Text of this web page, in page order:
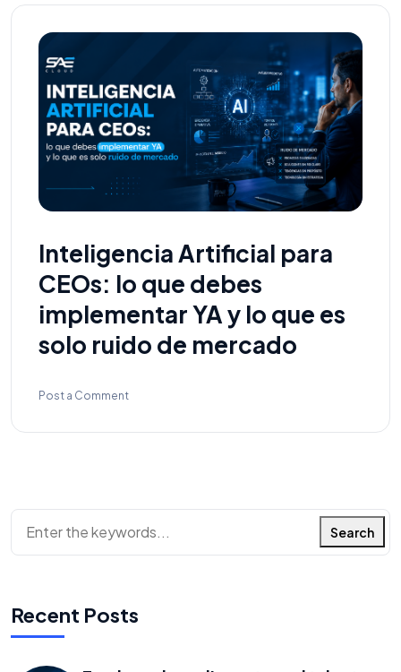
Inteligencia Artificial para
CEOs: lo que debes
implementar YA y lo que es
solo ruido de mercado
Post a Comment
Search
Recent Posts